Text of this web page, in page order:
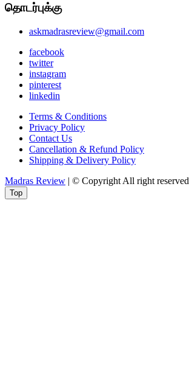
தொடர்புக்கு
askmadrasreview@gmail.com
facebook
twitter
instagram
pinterest
linkedin
Terms & Conditions
Privacy Policy
Contact Us
Cancellation & Refund Policy
Shipping & Delivery Policy
Madras Review | © Copyright All right reserved
Top